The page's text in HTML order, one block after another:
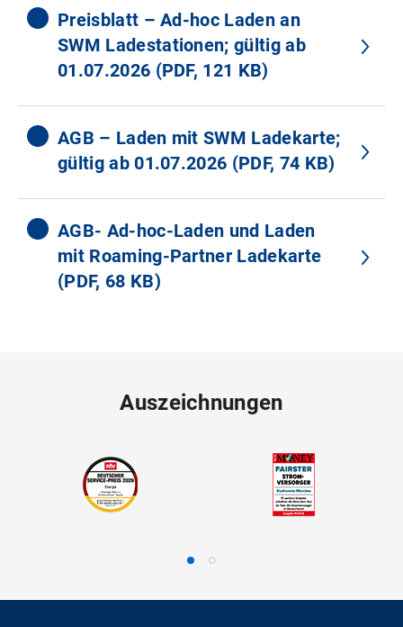
Preisblatt – Ad-hoc Laden an
SWM Ladestationen; gültig ab
01.07.2026 (PDF, 121 KB)
AGB – Laden mit SWM Ladekarte;
gültig ab 01.07.2026 (PDF, 74 KB)
AGB- Ad-hoc-Laden und Laden
mit Roaming-Partner Ladekarte
(PDF, 68 KB)
Auszeichnungen